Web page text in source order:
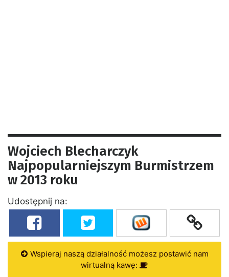
Wojciech Blecharczyk
Najpopularniejszym Burmistrzem
w 2013 roku
Udostępnij na:
Wspieraj naszą działalność możesz postawić nam
wirtualną kawę: